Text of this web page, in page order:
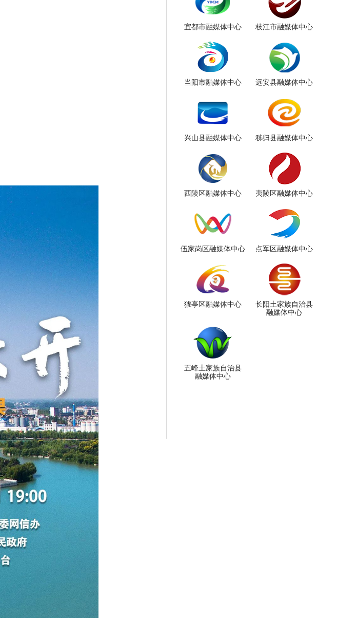
宜都市融媒体中心 枝江市融媒体中心
当阳市融媒体中心 远安县融媒体中心
兴山县融媒体中心 秭归县融媒体中心
西陵区融媒体中心 夷陵区融媒体中心
伍家岗区融媒体中心 点军区融媒体中心
猇亭区融媒体中心
长阳土家族自治县
融媒体中心
五峰土家族自治县
融媒体中心